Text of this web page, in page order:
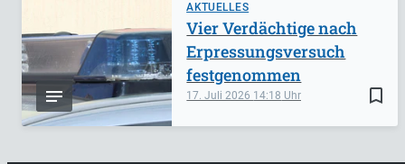
AKTUELLES
bookmark_border
17. Juli 2026 14:18
Vier Verdächtige nach
Erpressungsversuch
festgenommen